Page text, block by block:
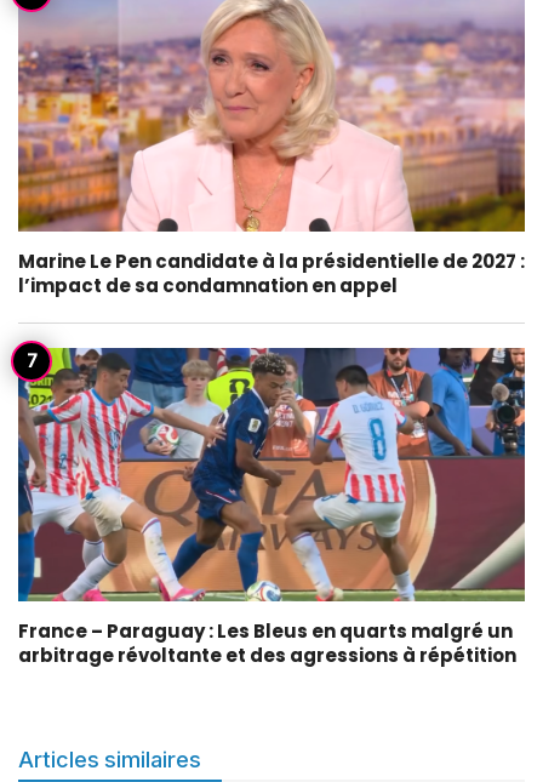
Marine Le Pen candidate à la présidentielle de 2027 :
l’impact de sa condamnation en appel
France – Paraguay : Les Bleus en quarts malgré un
arbitrage révoltante et des agressions à répétition
Articles similaires